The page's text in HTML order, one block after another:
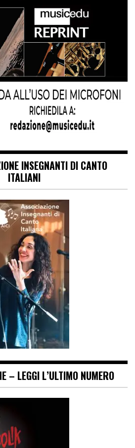
INSEGNANTI DI CANTO
ITALIANI
– LEGGI L’ULTIMO NUMERO